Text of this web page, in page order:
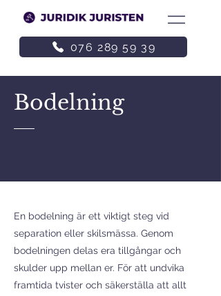
076 289 59 39
Bodelning
En bodelning är ett viktigt steg vid
separation eller skilsmässa. Genom
bodelningen delas era tillgångar och
skulder upp mellan er. För att undvika
framtida tvister och säkerställa att allt